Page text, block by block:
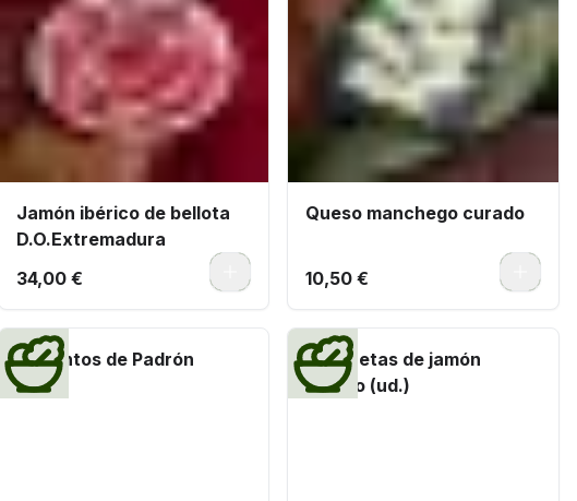
Jamón ibérico de bellota
D.O.Extremadura
34,00 €
Queso manchego curado
10,50 €
Pimientos de Padrón
Croquetas de jamón
ibérico (ud.)